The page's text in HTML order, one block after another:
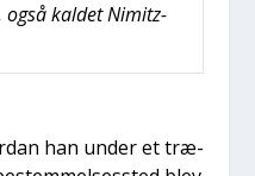
også kal­det Nimitz-
han under et træ­